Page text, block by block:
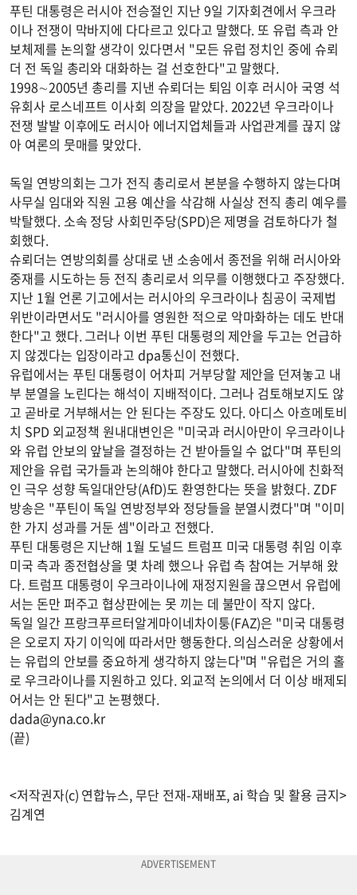
푸틴 대통령은 러시아 전승절인 지난 9일 기자회견에서 우크라
이나 전쟁이 막바지에 다다르고 있다고 말했다. 또 유럽 측과 안
보체제를 논의할 생각이 있다면서 "모든 유럽 정치인 중에 슈뢰
더 전 독일 총리와 대화하는 걸 선호한다"고 말했다.
1998∼2005년 총리를 지낸 슈뢰더는 퇴임 이후 러시아 국영 석
유회사 로스네프트 이사회 의장을 맡았다. 2022년 우크라이나
전쟁 발발 이후에도 러시아 에너지업체들과 사업관계를 끊지 않
아 여론의 뭇매를 맞았다.
독일 연방의회는 그가 전직 총리로서 본분을 수행하지 않는다며
사무실 임대와 직원 고용 예산을 삭감해 사실상 전직 총리 예우를
박탈했다. 소속 정당 사회민주당(SPD)은 제명을 검토하다가 철
회했다.
슈뢰더는 연방의회를 상대로 낸 소송에서 종전을 위해 러시아와
중재를 시도하는 등 전직 총리로서 의무를 이행했다고 주장했다.
지난 1월 언론 기고에서는 러시아의 우크라이나 침공이 국제법
위반이라면서도 "러시아를 영원한 적으로 악마화하는 데도 반대
한다"고 했다. 그러나 이번 푸틴 대통령의 제안을 두고는 언급하
지 않겠다는 입장이라고 dpa통신이 전했다.
유럽에서는 푸틴 대통령이 어차피 거부당할 제안을 던져놓고 내
부 분열을 노린다는 해석이 지배적이다. 그러나 검토해보지도 않
고 곧바로 거부해서는 안 된다는 주장도 있다. 아디스 아흐메토비
치 SPD 외교정책 원내대변인은 "미국과 러시아만이 우크라이나
와 유럽 안보의 앞날을 결정하는 건 받아들일 수 없다"며 푸틴의
제안을 유럽 국가들과 논의해야 한다고 말했다. 러시아에 친화적
인 극우 성향 독일대안당(AfD)도 환영한다는 뜻을 밝혔다. ZDF
방송은 "푸틴이 독일 연방정부와 정당들을 분열시켰다"며 "이미
한 가지 성과를 거둔 셈"이라고 전했다.
푸틴 대통령은 지난해 1월 도널드 트럼프 미국 대통령 취임 이후
미국 측과 종전협상을 몇 차례 했으나 유럽 측 참여는 거부해 왔
다. 트럼프 대통령이 우크라이나에 재정지원을 끊으면서 유럽에
서는 돈만 퍼주고 협상판에는 못 끼는 데 불만이 작지 않다.
독일 일간 프랑크푸르터알게마이네차이퉁(FAZ)은 "미국 대통령
은 오로지 자기 이익에 따라서만 행동한다. 의심스러운 상황에서
는 유럽의 안보를 중요하게 생각하지 않는다"며 "유럽은 거의 홀
로 우크라이나를 지원하고 있다. 외교적 논의에서 더 이상 배제되
어서는 안 된다"고 논평했다.
dada@yna.co.kr
(끝)
<저작권자(c) 연합뉴스, 무단 전재-재배포, ai 학습 및 활용 금지>
김계연